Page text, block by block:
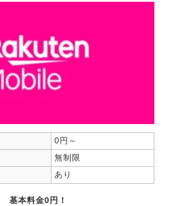
0円～
無制限
あり
基本料金0円！